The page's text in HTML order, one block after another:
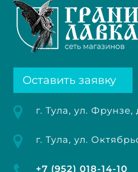
Оставить заявку
г. Тула, ул. Фрунзе,
г. Тула, ул.
+7 (952) 018-14-10